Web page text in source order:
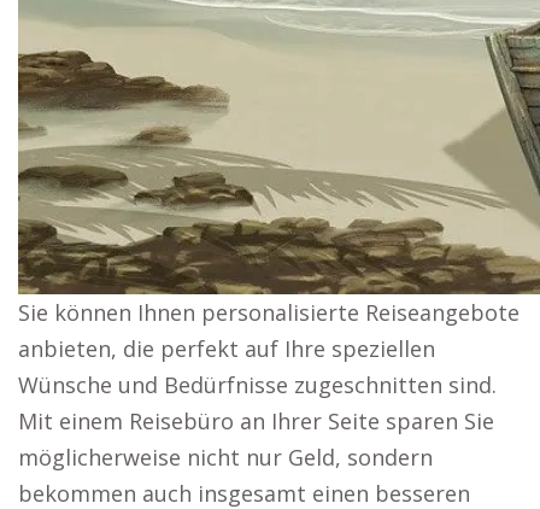
Sie können Ihnen personalisierte Reiseangebote
anbieten, die perfekt auf Ihre speziellen
Wünsche und Bedürfnisse zugeschnitten sind.
Mit einem Reisebüro an Ihrer Seite sparen Sie
möglicherweise nicht nur Geld, sondern
bekommen auch insgesamt einen besseren